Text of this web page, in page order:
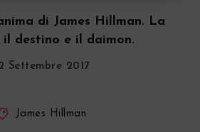
di James Hillman. La
il destino e il daimon.
Settembre 2017
James Hillman